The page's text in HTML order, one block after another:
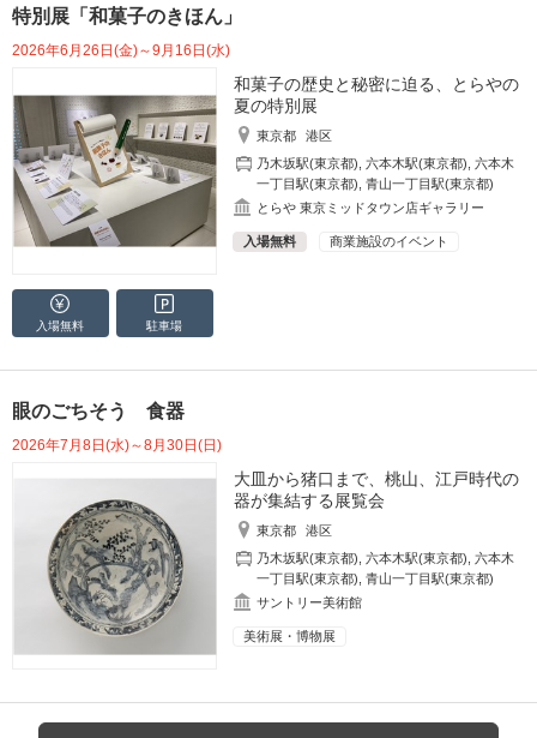
特別展「和菓子のきほん」
2026年6月26日(金)～9月16日(水)
和菓子の歴史と秘密に迫る、とらやの
夏の特別展
東京都
港区
乃木坂駅(東京都) ,六本木駅(東京都) ,六本木
一丁目駅(東京都) ,青山一丁目駅(東京都)
とらや 東京ミッドタウン店ギャラリー
入場無料 商業施設のイベント
入場無料 駐車場
眼のごちそう 食器
2026年7月8日(水)～8月30日(日)
大皿から猪口まで、桃山、江戸時代の
器が集結する展覧会
東京都
港区
乃木坂駅(東京都) ,六本木駅(東京都) ,六本木
一丁目駅(東京都) ,青山一丁目駅(東京都)
サントリー美術館
美術展・博物展